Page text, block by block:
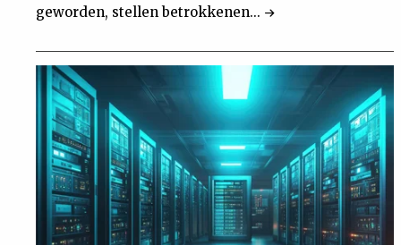
geworden, stellen betrokkenen...